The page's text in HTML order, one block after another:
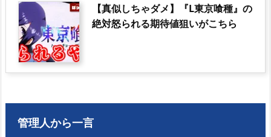
【真似しちゃダメ】『L東京喰種』の
絶対怒られる期待値狙いがこちら
管理人から一言